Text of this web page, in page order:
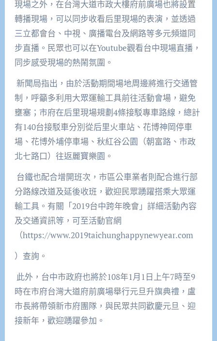
現場之外，在台灣大道市政大樓府前廣場也將設置
轉播現場，可以同步收看后里現場的表演，並透過
三立都會台、中視、廣播電台及網路等多元頻道同
步直播。民眾也可以在Youtube觀看台中現場直播，
同步感受現場的熱鬧氛圍。
新聞局指出，由於活動期間場地周邊將進行交通管
制，呼籲多利用大眾運輸工具前往活動會場，避免
壅塞；市府在后里現場規劃4條接駁專車路線，總計
有140台接駁車分別從后里火車站、花博神岡停車
場、花博外埔停車場、秋紅谷公園（朝富路、市政
北七路口）往返麗寶樂園。
台鐵也配合增開班次，市區公車業者則配合進行部
分路線改道及延後收班，歡迎民眾踴躍搭乘大眾運
輸工具。有關「2019台中跨年晚會」詳細活動內容
及交通資訊等，可至活動官網
（https://www.2019taichunghappynewyear.com
）查詢。
此外，台中市政府也將於108年1月 1 日上午7時至9
時在市府台灣大道府前廣場舉行元旦升旗典禮，盧
市長將帶領新市府團隊，與民眾共同歡慶元旦、迎
接新年，歡迎踴躍參加。